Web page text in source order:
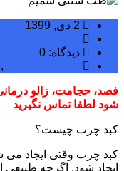
دیدگاه: 0
,
فصد، حجامت، زالو
شود لطفا تماس نگیرید
کبد چرب چیست؟
کبد چرب وقتی ایجاد می
ایجاد شود. اگرچه